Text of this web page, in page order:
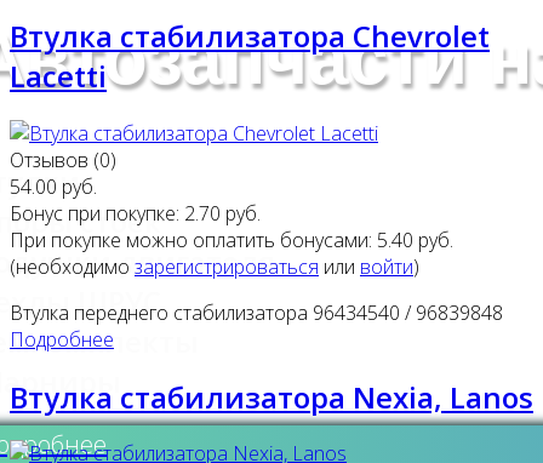
стоек
двигателя
ШРУС
Втулка стабилизатора Chevrolet
Lacetti
Отзывов (0)
54.00 руб.
Бонус при покупке: 2.70 руб.
При покупке можно оплатить бонусами: 5.40 руб.
(необходимо зарегистрироваться или войти)
Втулка переднего стабилизатора 96434540 / 96839848
Подробнее
Втулка стабилизатора Nexia, Lanos